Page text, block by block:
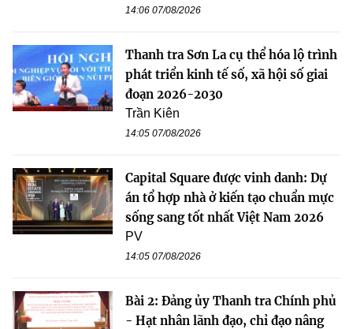
14:06 07/08/2026
Thanh tra Sơn La cụ thể hóa lộ trình
phát triển kinh tế số, xã hội số giai
đoạn 2026-2030
Trần Kiên
14:05 07/08/2026
Capital Square được vinh danh: Dự
án tổ hợp nhà ở kiến tạo chuẩn mực
sống sang tốt nhất Việt Nam 2026
PV
14:05 07/08/2026
Bài 2: Đảng ủy Thanh tra Chính phủ
- Hạt nhân lãnh đạo, chỉ đạo nâng